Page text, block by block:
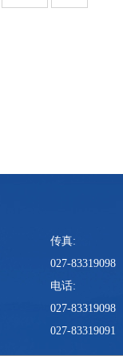
传真:
027-83319098
电话:
027-83319098
027-83319091